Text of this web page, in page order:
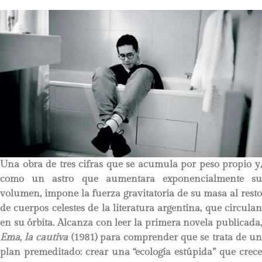
Una obra de tres cifras que se acumula por peso propio y,
como un astro que aumentara exponencialmente su
volumen, impone la fuerza gravitatoria de su masa al resto
de cuerpos celestes de la literatura argentina, que circulan
en su órbita. Alcanza con leer la primera novela publicada,
Ema, la cautiva(1981) para comprender que se trata de un
plan premeditado: crear una “ecología estúpida” que crece